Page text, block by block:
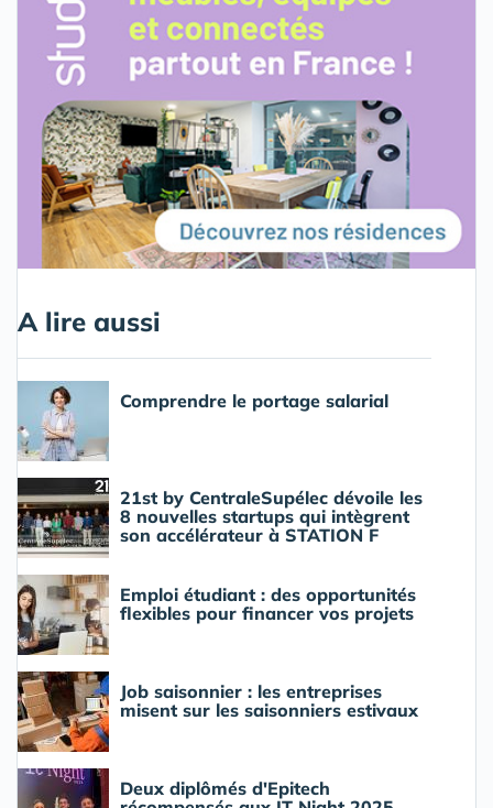
A lire aussi
Comprendre le portage salarial
21st by CentraleSupélec dévoile les
8 nouvelles startups qui intègrent
son accélérateur à STATION F
Emploi étudiant : des opportunités
flexibles pour financer vos projets
Job saisonnier : les entreprises
misent sur les saisonniers estivaux
Deux diplômés d'Epitech